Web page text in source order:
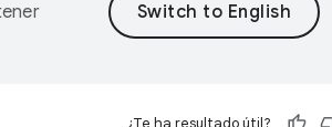
¿Te ha resultado útil?